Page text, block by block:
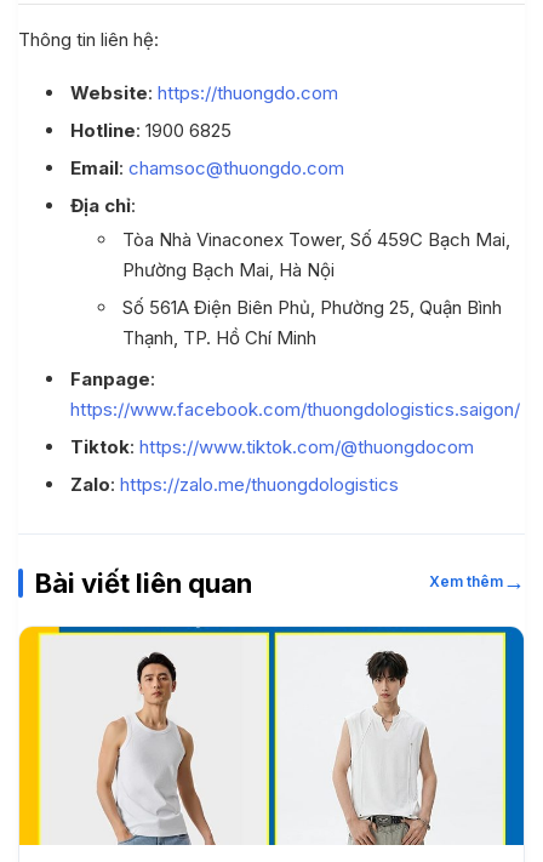
Thông tin liên hệ:
Website: https://thuongdo.com
Hotline: 1900 6825
Email: chamsoc@thuongdo.com
Địa chỉ:
Tòa Nhà Vinaconex Tower, Số 459C Bạch Mai,
Phường Bạch Mai, Hà Nội
Số 561A Điện Biên Phủ, Phường 25, Quận Bình
Thạnh, TP. Hồ Chí Minh
Fanpage:
https://www.facebook.com/thuongdologistics.saigon/
Tiktok: https://www.tiktok.com/@thuongdocom
Zalo: https://zalo.me/thuongdologistics
Bài viết liên quan Xem thêm →